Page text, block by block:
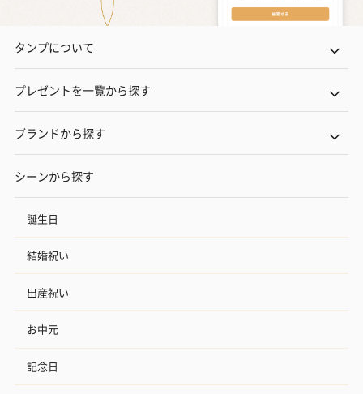
タンプについて
プレゼントを一覧から探す
ブランドから探す
シーンから探す
誕生日
結婚祝い
出産祝い
お中元
記念日